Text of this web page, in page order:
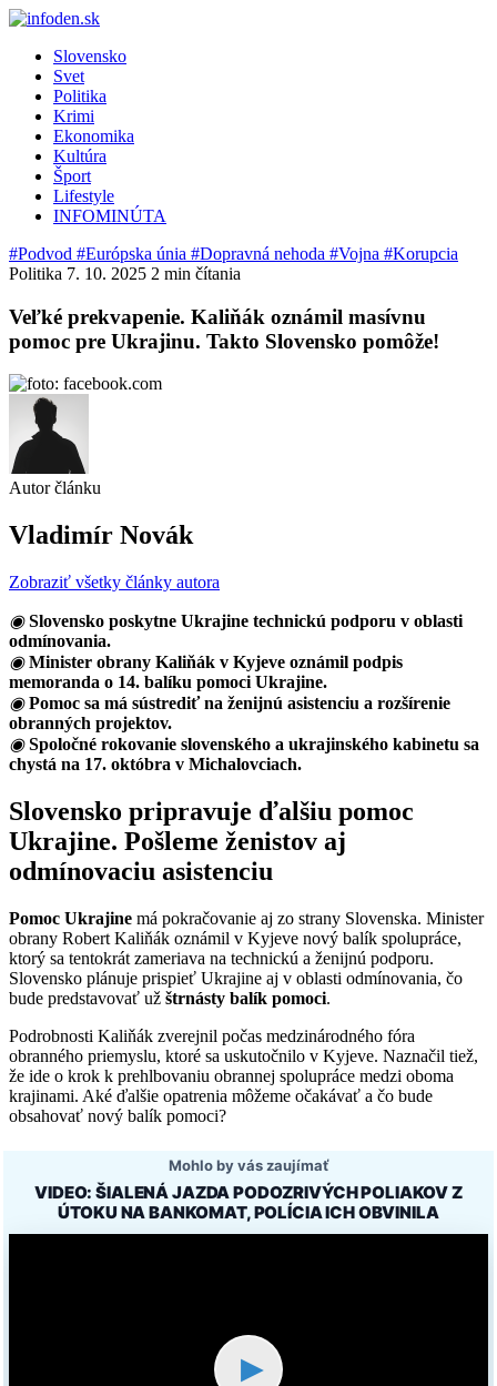
Slovensko
Svet
Politika
Krimi
Ekonomika
Kultúra
Šport
Lifestyle
INFOMINÚTA
#Podvod #Európska únia #Dopravná nehoda #Vojna #Korupcia
Politika 7. 10. 2025 2 min čítania
Veľké prekvapenie. Kaliňák oznámil masívnu
pomoc pre Ukrajinu. Takto Slovensko pomôže!
Autor článku
Vladimír Novák
Zobraziť všetky články autora
◉ Slovensko poskytne Ukrajine technickú podporu v oblasti
odmínovania.
◉ Minister obrany Kaliňák v Kyjeve oznámil podpis
memoranda o 14. balíku pomoci Ukrajine.
◉ Pomoc sa má sústrediť na ženijnú asistenciu a rozšírenie
obranných projektov.
◉ Spoločné rokovanie slovenského a ukrajinského kabinetu sa
chystá na 17. októbra v Michalovciach.
Slovensko pripravuje ďalšiu pomoc
Ukrajine. Pošleme ženistov aj
odmínovaciu asistenciu
Pomoc Ukrajine má pokračovanie aj zo strany Slovenska. Minister
obrany Robert Kaliňák oznámil v Kyjeve nový balík spolupráce,
ktorý sa tentokrát zameriava na technickú a ženijnú podporu.
Slovensko plánuje prispieť Ukrajine aj v oblasti odmínovania, čo
bude predstavovať už štrnásty balík pomoci.
Podrobnosti Kaliňák zverejnil počas medzinárodného fóra
obranného priemyslu, ktoré sa uskutočnilo v Kyjeve. Naznačil tiež,
že ide o krok k prehlbovaniu obrannej spolupráce medzi oboma
krajinami. Aké ďalšie opatrenia môžeme očakávať a čo bude
obsahovať nový balík pomoci?
Mohlo by vás zaujímať
VIDEO: ŠIALENÁ JAZDA PODOZRIVÝCH POLIAKOV Z
ÚTOKU NA BANKOMAT, POLÍCIA ICH OBVINILA
▶